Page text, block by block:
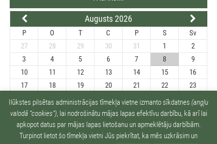
Augusts 2026
P O T C P S
Sv
27
28 29 30 31 1
2
3
4 5 6 7 8
9
10
11 12 13 14 15
16
17
18 19 20 21 22
23
24
26 29
30
31
1 2 3 4 5 6
Ilūkstes pilsētas administrācijas tīmekļa vietne izmanto sīkdatnes (angļu
valodā “cookies“), lai nodrošinātu mājas lapas efektīvu darbību, kā arī lai
apkopot datus par mājas lapas lietošanu un apmeklētāju darbībām.
Turpinot lietot šo tīmekļa vietni Jūs piekrītat, ka mēs uzkrāsim un